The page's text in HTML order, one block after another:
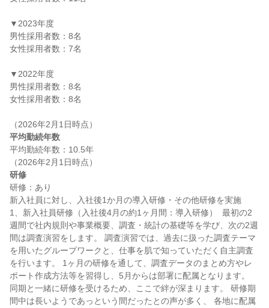
▼2023年度
男性採用者数：8名
女性採用者数：7名
▼2022年度
男性採用者数：8名
女性採用者数：8名
平均勤続年数
平均勤続年数：10.5年
研修
研修：あり
新入社員に対し、入社後1か月の導入研修・その他研修を実施
1、新入社員研修（入社後4月の約1ヶ月間：導入研修）  最初の2
週間で社内規則や事業概要、調査・統計の基礎等を学び、次の2週
間は調査演習をします。 調査演習では、過去に扱った調査テーマ
を用いたグループワークと、仕事を肌で知っていただく自主調査
を行います。 1ヶ月の研修を通して、調査データのまとめ方やレ
ポート作成方法等を習得し、5月からは部署に配属となります。
同期と一緒に研修を受けるため、ここで絆が深まります。 研修期
間中は長いようであっという間だったとの声が多く、 各地に配属